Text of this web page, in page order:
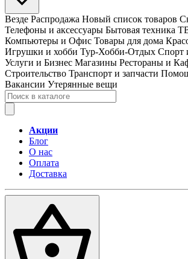
Везде Распродажа Новый список товаров
Телефоны и аксессуары Бытовая техника
Компьютеры и Офис Товары для дома
Игрушки и хобби Тур-Хобби-Отдых Спорт
Услуги и Бизнес Магазины Рестораны и
Строительство Транспорт и запчасти
Вакансии Утерянные вещи
Акции
Блог
О нас
Оплата
Доставка